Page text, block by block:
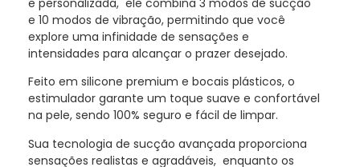
e 10 modos de vibração, permitindo que você
explore uma infinidade de sensações e
intensidades para alcançar o prazer desejado.
Feito em silicone premium e bocais plásticos, o
estimulador garante um toque suave e confortável
na pele, sendo 100% seguro e fácil de limpar.
Sua tecnologia de sucção avançada proporciona
sensações realistas e agradáveis, enquanto os